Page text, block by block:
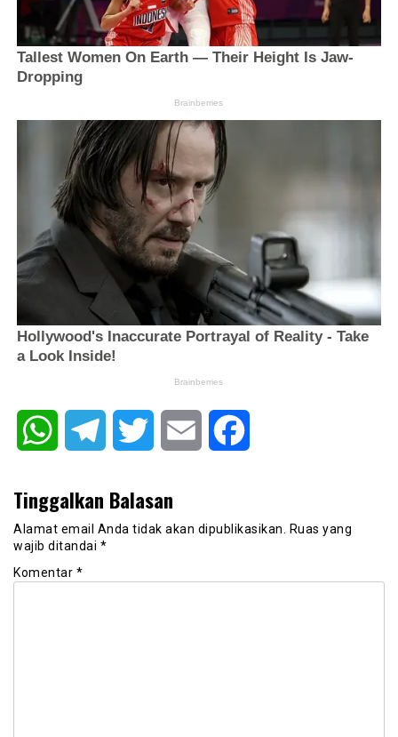
WhatsAppTelegram Twitter Email
Tinggalkan Balasan
Alamat email Anda tidak akan dipublikasikan.
Ruas yang
wajib ditandai *
Komentar *